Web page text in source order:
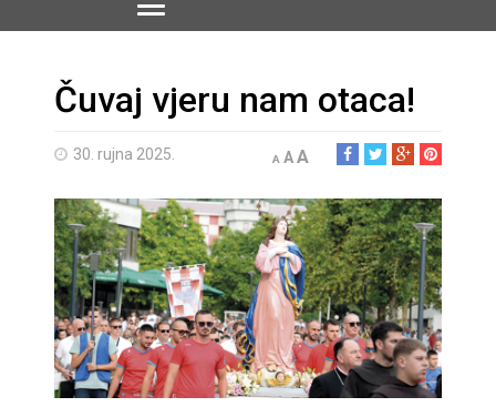
Čuvaj vjeru nam otaca!
30. rujna 2025. A AA